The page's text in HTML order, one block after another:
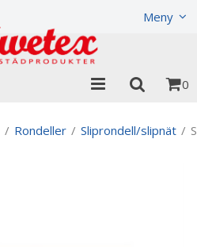
Meny
0
/ Rondeller / Sliprondell/slipnät /